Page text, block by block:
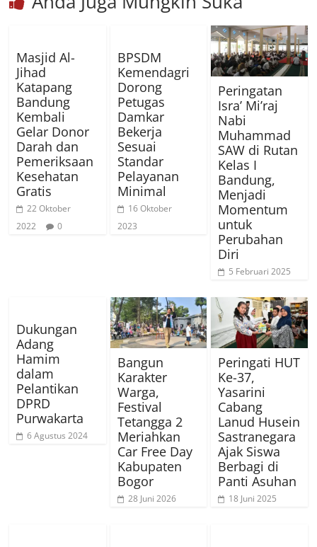
Masjid Al-
Jihad
Katapang
Bandung
Kembali
Gelar Donor
Darah dan
Pemeriksaan
Kesehatan
Gratis
22 Oktober
2022
0
BPSDM
Kemendagri
Dorong
Petugas
Damkar
Bekerja
Sesuai
Standar
Pelayanan
Minimal
16 Oktober
2023
Peringatan
Isra’ Mi’raj
Nabi
Muhammad
SAW di Rutan
Kelas I
Bandung,
Menjadi
Momentum
untuk
Perubahan
Diri
5 Februari 2025
Dukungan
Adang
Hamim
dalam
Pelantikan
DPRD
Purwakarta
6 Agustus 2024
Bangun
Karakter
Warga,
Festival
Tetangga 2
Meriahkan
Car Free Day
Kabupaten
Bogor
28 Juni 2026
Peringati HUT
Ke-37,
Yasarini
Cabang
Lanud Husein
Sastranegara
Ajak Siswa
Berbagi di
Panti Asuhan
18 Juni 2025